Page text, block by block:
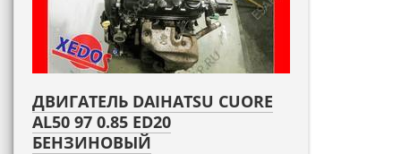
ДВИГАТЕЛЬ DAIHATSU CUORE
AL50 97 0.85 ED20
БЕНЗИНОВЫЙ